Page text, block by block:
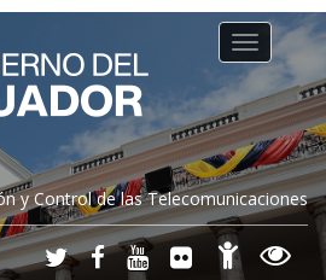
y Control de las Telecomunicaciones
Toggle
navigation